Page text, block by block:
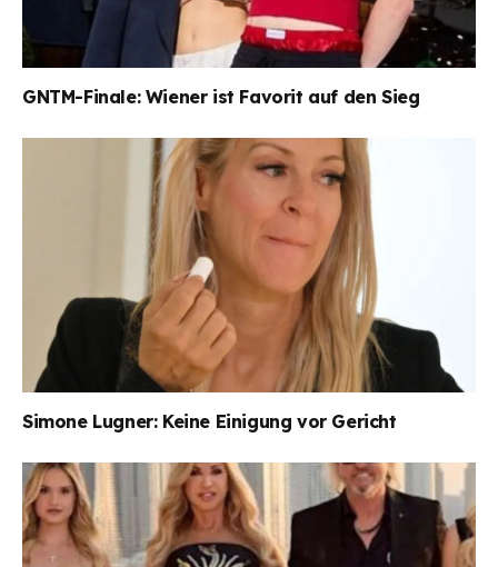
GNTM-Finale: Wiener ist Favorit auf den Sieg
Simone Lugner: Keine Einigung vor Gericht